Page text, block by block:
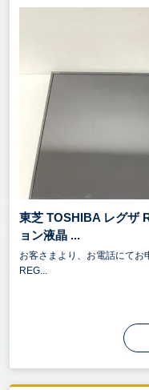
東芝 TOSHIBA レグザ
ョン液晶 ...
お客さまより、お電話にてお
REG...